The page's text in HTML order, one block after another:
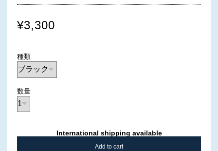
¥3,300
種類
数量
International shipping available
Add to cart